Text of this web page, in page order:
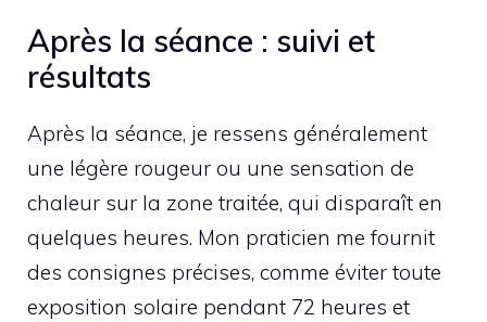
Après la séance : suivi et
résultats
Après la séance, je ressens généralement
une légère rougeur ou une sensation de
chaleur sur la zone traitée, qui disparaît en
quelques heures. Mon praticien me fournit
des consignes précises, comme éviter toute
exposition solaire pendant 72 heures et